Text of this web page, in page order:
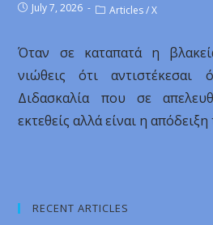
July 7, 2026 Articles / X
Όταν σε καταπατά η
νιώθεις ότι αντιστέκεσαι
Διδασκαλία που σε
εκτεθείς αλλά είναι η
RECENT ARTICLES